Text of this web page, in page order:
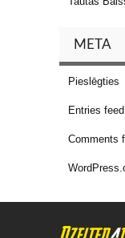
META
Pieslēgties
Entries feed
Comments